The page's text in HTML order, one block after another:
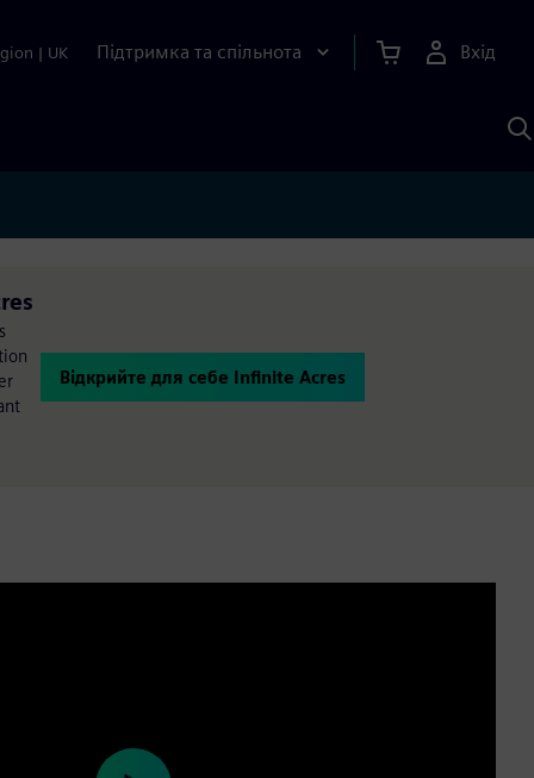
| UK Підтримка та спільнота Вхід
Відкрийте для себе Infinite Acres